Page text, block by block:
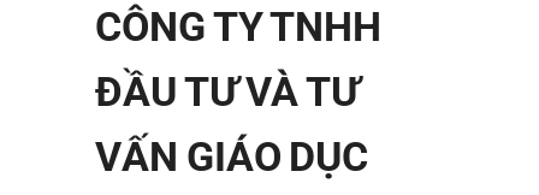
CÔNG TY TNHH
ĐẦU TƯ VÀ TƯ
VẤN GIÁO DỤC